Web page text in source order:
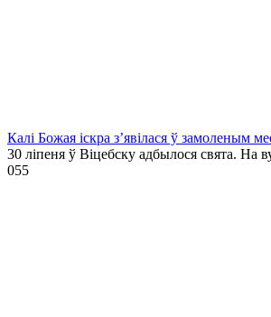
Калі Божая іскра з’явілася ў замоленым
30 ліпеня ў Віцебску адбылося свята. На
055